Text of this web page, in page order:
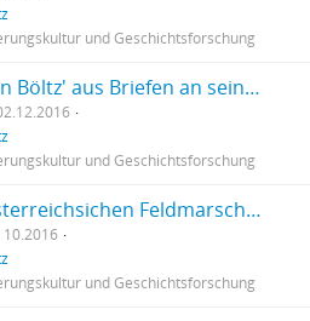
und Geschichtsforschung
Ausschnitte Eduard von Böltz' aus Briefen an seine Frau Natalie
und Geschichtsforschung
"Die Geschichte des österreichsichen Feldmarschalls und Gouverneurs von Odessa" - Artikel
10.2016
und Geschichtsforschung